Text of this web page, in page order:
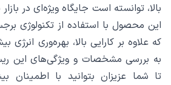
بالا، توانسته است جایگاه ویژه‌ای در
این محصول با استفاده از تکنولوژی
که علاوه بر کارایی بالا، بهره‌وری انرژی
به بررسی مشخصات و ویژگی‌های این
تا شما عزیزان بتوانید با